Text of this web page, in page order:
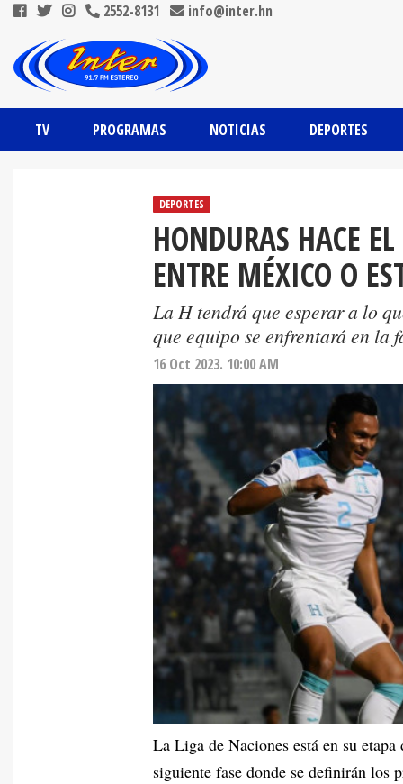
2552-8131 info@inter.hn
TV PROGRAMAS NOTICIAS DEPORTES
DEPORTES
HONDURAS HACE
ENTRE MÉXICO O
La H tendrá que esperar a lo
que equipo se enfrentará en la
16 Oct 2023. 10:00 AM
La Liga de Naciones está en su
siguiente fase donde se definirán los